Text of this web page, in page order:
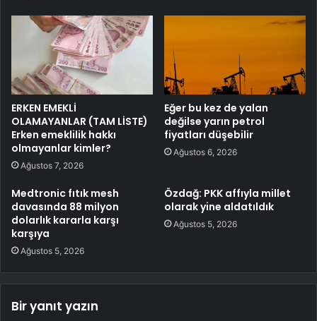
ERKEN EMEKLİ
OLAMAYANLAR (TAM LİSTE)
Erken emeklilik hakkı
olmayanlar kimler?
Ağustos 7, 2026
Eğer bu kez de yalan
değilse yarın petrol
fiyatları düşebilir
Ağustos 6, 2026
Medtronic fıtık mesh
davasında 88 milyon
dolarlık kararla karşı
karşıya
Ağustos 5, 2026
Özdağ: PKK affıyla millet
olarak yine aldatıldık
Ağustos 5, 2026
Bir yanıt yazın